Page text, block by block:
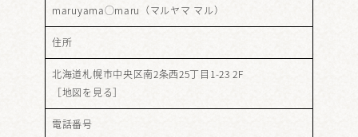
maruyama◯maru（マルヤマ マル）
住所
北海道札幌市中央区南2条西25丁目1-23 2F
［地図を見る］
電話番号